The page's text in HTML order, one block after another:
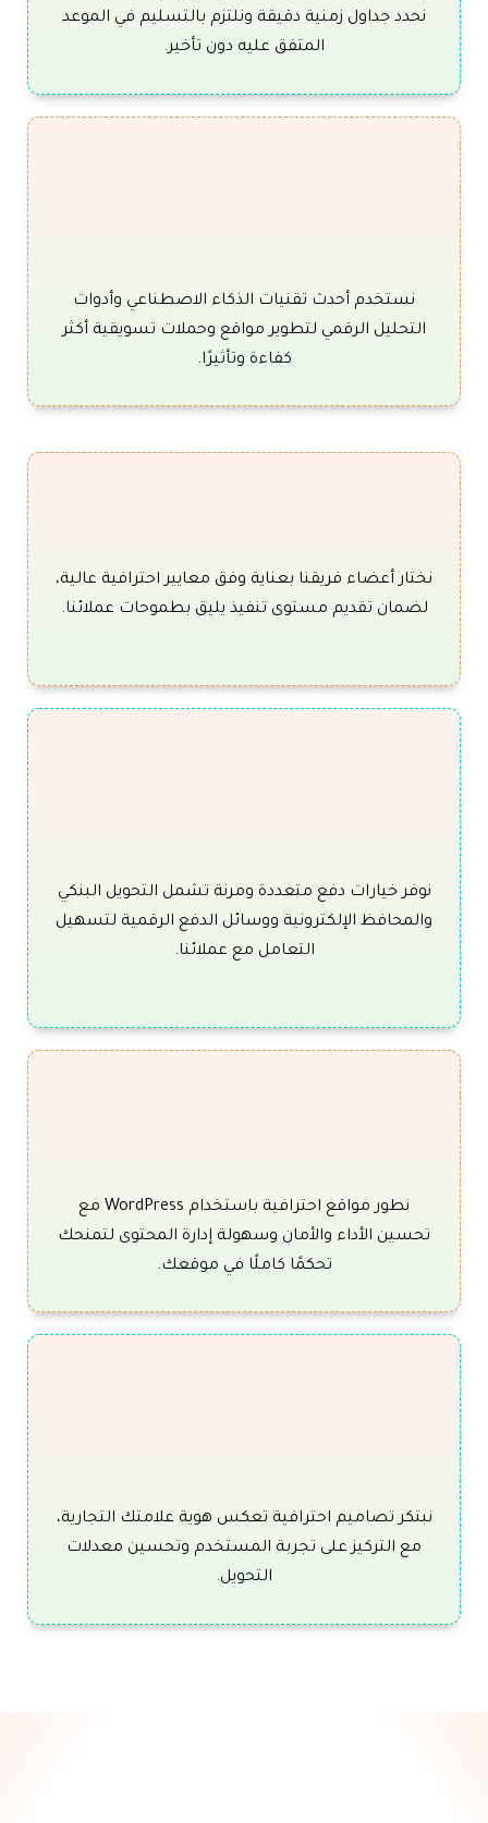
نحدد جداول زمنية دقيقة ونلتزم بالتسليم في الموعد
المتفق عليه دون تأخير.
نستخدم أحدث تقنيات الذكاء الاصطناعي وأدوات
التحليل الرقمي لتطوير مواقع وحملات تسويقية أكثر
كفاءة وتأثيرًا.
نختار أعضاء فريقنا بعناية وفق معايير احترافية عالية،
لضمان تقديم مستوى تنفيذ يليق بطموحات عملائنا.
نوفر خيارات دفع متعددة ومرنة تشمل التحويل البنكي
والمحافظ الإلكترونية ووسائل الدفع الرقمية لتسهيل
التعامل مع عملائنا.
نطور مواقع احترافية باستخدام WordPress مع
تحسين الأداء والأمان وسهولة إدارة المحتوى لتمنحك
تحكمًا كاملًا في موقعك.
نبتكر تصاميم احترافية تعكس هوية علامتك التجارية،
مع التركيز على تجربة المستخدم وتحسين معدلات
التحويل.